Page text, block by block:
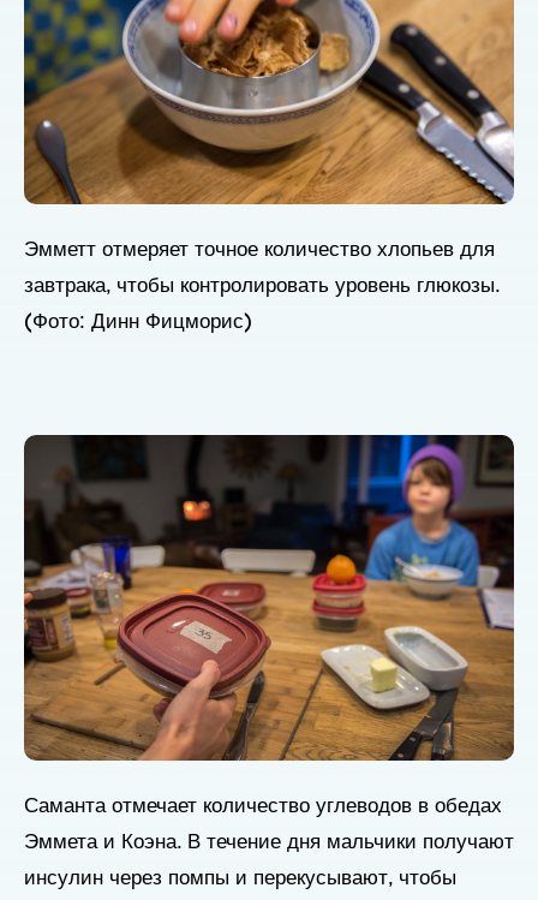
Эмметт отмеряет точное количество хлопьев для
завтрака, чтобы контролировать уровень глюкозы.
(Фото: Динн Фицморис)
Саманта отмечает количество углеводов в обедах
Эммета и Коэна. В течение дня мальчики получают
инсулин через помпы и перекусывают, чтобы